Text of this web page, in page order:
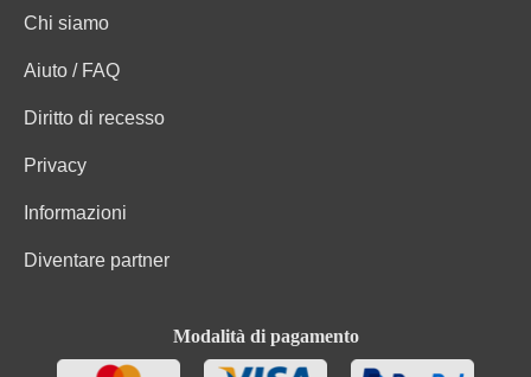
Chi siamo
Aiuto / FAQ
Diritto di recesso
Privacy
Informazioni
Diventare partner
Modalità di pagamento